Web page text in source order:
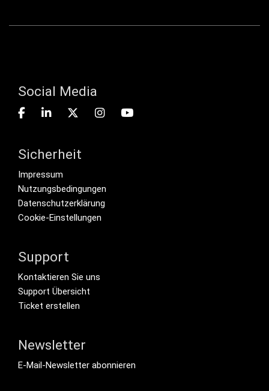
Social Media
Sicherheit
Footer menu
Impressum
Nutzungsbedingungen
Datenschutzerklärung
Cookie-Einstellungen
Support
Footer Secondary Menu
Kontaktieren Sie uns
Support Übersicht
Ticket erstellen
Newsletter
Footer Tertiary
E-Mail-Newsletter abonnieren